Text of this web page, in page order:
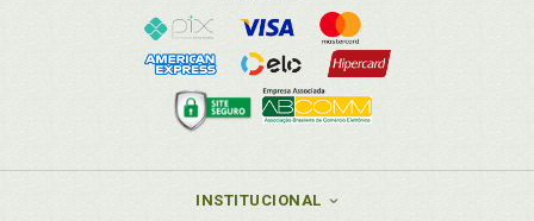
INSTITUCIONAL